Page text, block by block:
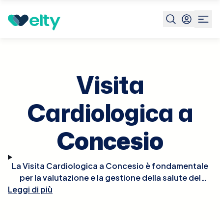
Prenota visita Concesio
Visita
Cardiologica a
Concesio
La Visita Cardiologica a Concesio è fondamentale
per la valutazione e la gestione della salute del
cuore. Durante la visita, il cardiologo effettuerà un
Leggi di più